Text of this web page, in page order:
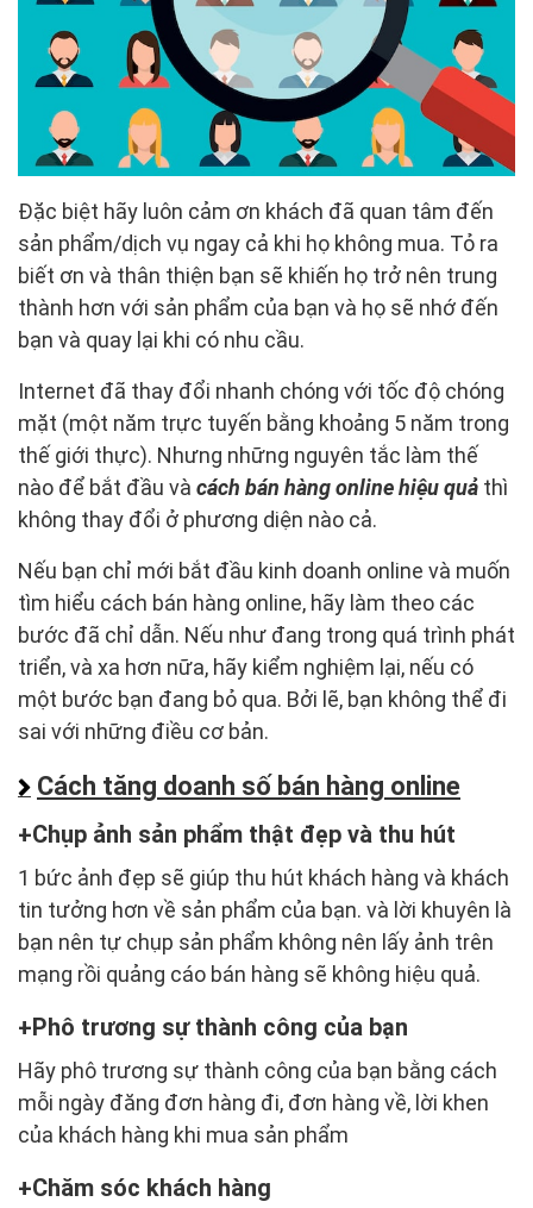
Đặc biệt hãy luôn cảm ơn khách đã quan tâm đến
sản phẩm/dịch vụ ngay cả khi họ không mua. Tỏ ra
biết ơn và thân thiện bạn sẽ khiến họ trở nên trung
thành hơn với sản phẩm của bạn và họ sẽ nhớ đến
bạn và quay lại khi có nhu cầu.
Internet đã thay đổi nhanh chóng với tốc độ chóng
mặt (một năm trực tuyến bằng khoảng 5 năm trong
thế giới thực). Nhưng những nguyên tắc làm thế
nào để bắt đầu và cách bán hàng online hiệu quả thì
không thay đổi ở phương diện nào cả.
Nếu bạn chỉ mới bắt đầu kinh doanh online và muốn
tìm hiểu cách bán hàng online, hãy làm theo các
bước đã chỉ dẫn. Nếu như đang trong quá trình phát
triển, và xa hơn nữa, hãy kiểm nghiệm lại, nếu có
một bước bạn đang bỏ qua. Bởi lẽ, bạn không thể đi
sai với những điều cơ bản.
Cách tăng doanh số bán hàng online
Chụp ảnh sản phẩm thật đẹp và thu hút
1 bức ảnh đẹp sẽ giúp thu hút khách hàng và khách
tin tưởng hơn về sản phẩm của bạn. và lời khuyên là
bạn nên tự chụp sản phẩm không nên lấy ảnh trên
mạng rồi quảng cáo bán hàng sẽ không hiệu quả.
Phô trương sự thành công của bạn
Hãy phô trương sự thành công của bạn bằng cách
mỗi ngày đăng đơn hàng đi, đơn hàng về, lời khen
của khách hàng khi mua sản phẩm
Chăm sóc khách hàng